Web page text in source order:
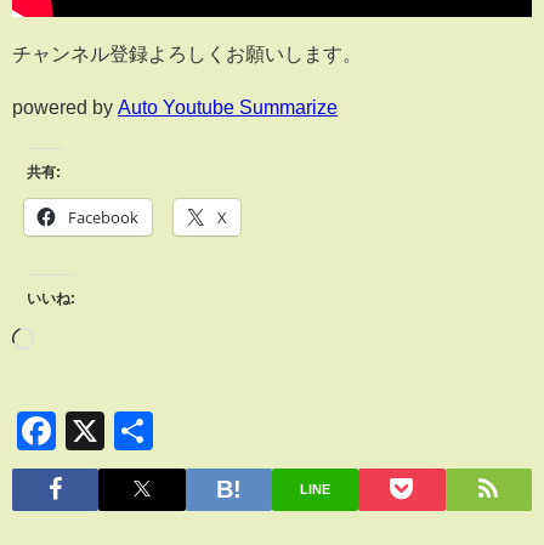
チャンネル登録よろしくお願いします。
powered by Auto Youtube Summarize
共有:
Facebook X
いいね:
Facebook
X
有
LINE